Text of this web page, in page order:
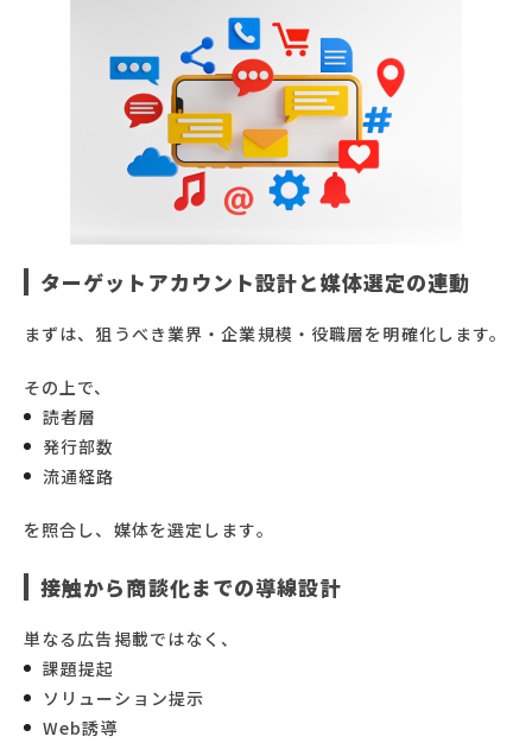
ターゲットアカウント設計と媒体選定の連動
まずは、狙うべき業界・企業規模・役職層を明確化します。
その上で、
読者層
発行部数
流通経路
を照合し、媒体を選定します。
接触から商談化までの導線設計
単なる広告掲載ではなく、
課題提起
ソリューション提示
Web誘導